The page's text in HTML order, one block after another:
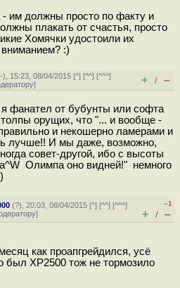
- им должны просто по факту и
плакать от счастья, просто
Хомячки удостоили их
:)
-), 15:23, 08/04/2015 [^] [^^] [^^^]
] + / –
фанател от бубунты или софта
орущих, что "... и вообще -
и некошерно ламерами и
лучше!! И мы даже, возможно,
совет-другой, ибо с высоты
Олимпа оно видней!" немного
(?), 20:03, 08/04/2015 [^] [^^] [^^^]
]
–1
+ / –
как проапгрейдился, усё
был XP2500 тож не тормозило